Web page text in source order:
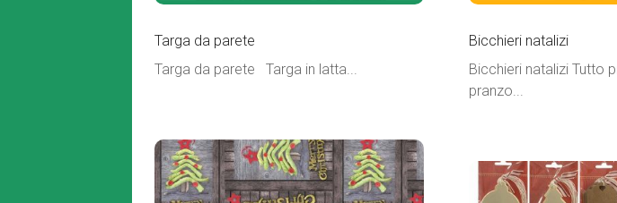
Targa da parete
Targa da parete Targa in latta...
Bicchieri natalizi
Bicchieri natalizi Tutto
pranzo...